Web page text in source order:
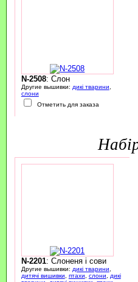
N-2508: Слон
Другие вышивки: дикі тварини
слони
Отметить для заказа
N-2201: Слоненя і сови
Другие вышивки: дикі тварини
дитячі вишивки
птахи слони
дикі